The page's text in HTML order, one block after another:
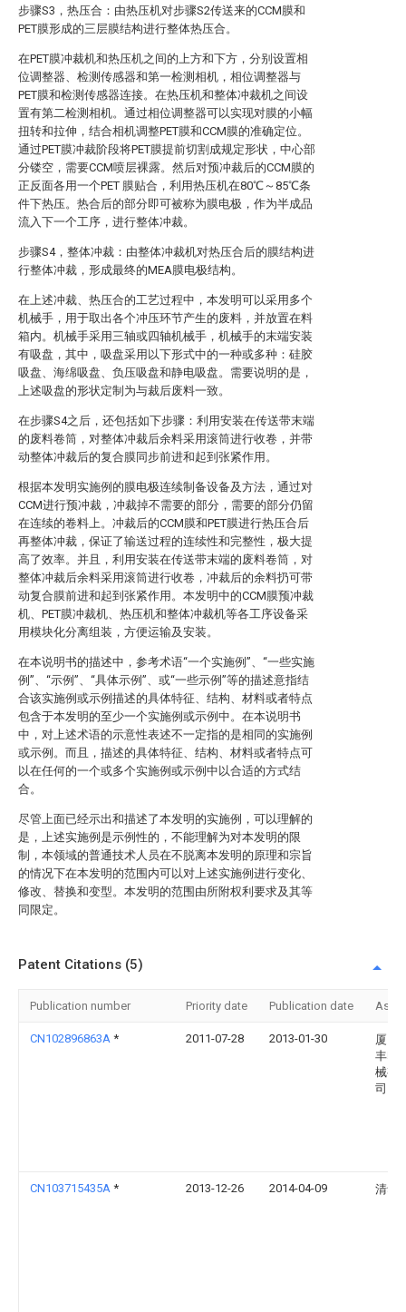
步骤S3，热压合：由热压机对步骤S2传送来的CCM膜和
PET膜形成的三层膜结构进行整体热压合。
在PET膜冲裁机和热压机之间的上方和下方，分别设置相
位调整器、检测传感器和第一检测相机，相位调整器与
PET膜和检测传感器连接。在热压机和整体冲裁机之间设
置有第二检测相机。通过相位调整器可以实现对膜的小幅
扭转和拉伸，结合相机调整PET膜和CCM膜的准确定位。
通过PET膜冲裁阶段将PET膜提前切割成规定形状，中心部
分镂空，需要CCM喷层裸露。然后对预冲裁后的CCM膜的
正反面各用一个PET 膜贴合，利用热压机在80℃～85℃条
件下热压。热合后的部分即可被称为膜电极，作为半成品
流入下一个工序，进行整体冲裁。
步骤S4，整体冲裁：由整体冲裁机对热压合后的膜结构进
行整体冲裁，形成最终的MEA膜电极结构。
在上述冲裁、热压合的工艺过程中，本发明可以采用多个
机械手，用于取出各个冲压环节产生的废料，并放置在料
箱内。机械手采用三轴或四轴机械手，机械手的末端安装
有吸盘，其中，吸盘采用以下形式中的一种或多种：硅胶
吸盘、海绵吸盘、负压吸盘和静电吸盘。需要说明的是，
上述吸盘的形状定制为与裁后废料一致。
在步骤S4之后，还包括如下步骤：利用安装在传送带末端
的废料卷筒，对整体冲裁后余料采用滚筒进行收卷，并带
动整体冲裁后的复合膜同步前进和起到张紧作用。
根据本发明实施例的膜电极连续制备设备及方法，通过对
CCM进行预冲裁，冲裁掉不需要的部分，需要的部分仍留
在连续的卷料上。冲裁后的CCM膜和PET膜进行热压合后
再整体冲裁，保证了输送过程的连续性和完整性，极大提
高了效率。并且，利用安装在传送带末端的废料卷筒，对
整体冲裁后余料采用滚筒进行收卷，冲裁后的余料扔可带
动复合膜前进和起到张紧作用。本发明中的CCM膜预冲裁
机、PET膜冲裁机、热压机和整体冲裁机等各工序设备采
用模块化分离组装，方便运输及安装。
在本说明书的描述中，参考术语“一个实施例”、“一些实施
例”、“示例”、“具体示例”、或“一些示例”等的描述意指结
合该实施例或示例描述的具体特征、结构、材料或者特点
包含于本发明的至少一个实施例或示例中。在本说明书
中，对上述术语的示意性表述不一定指的是相同的实施例
或示例。而且，描述的具体特征、结构、材料或者特点可
以在任何的一个或多个实施例或示例中以合适的方式结
合。
尽管上面已经示出和描述了本发明的实施例，可以理解的
是，上述实施例是示例性的，不能理解为对本发明的限
制，本领域的普通技术人员在不脱离本发明的原理和宗旨
的情况下在本发明的范围内可以对上述实施例进行变化、
修改、替换和变型。本发明的范围由所附权利要求及其等
同限定。
Patent Citations (5)
Publication number Priority date Publication date
CN102896863A * 2011-07-28 2013-01-30
厦门
丰印
械有
司
CN103715435A * 2013-12-26 2014-04-09 清华